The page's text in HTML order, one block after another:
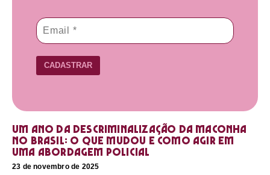
CADASTRAR
Um ano da descriminalização da maconha
no Brasil: o que mudou e como agir em
uma abordagem policial
23 de novembro de 2025